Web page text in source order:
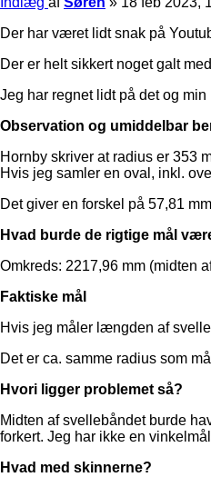
Der har været lidt snak på
Der er helt sikkert noget galt
Jeg har regnet lidt på det og
Observation og umiddelbar
Hornby skriver at radius er 353
Hvis jeg samler en oval, inkl.
Det giver en forskel på 57,81
Hvad burde de rigtige mål
Omkreds: 2217,96 mm (midten
Faktiske mål
Hvis jeg måler længden af
Det er ca. samme radius som
Hvori ligger problemet så?
Midten af svellebåndet burde
forkert. Jeg har ikke en
Hvad med skinnerne?